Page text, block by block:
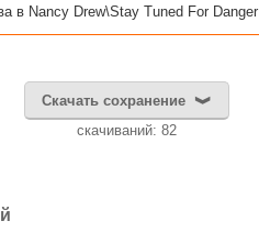
в Nancy Drew\Stay Tuned For Danger
Скачать сохранение
cкачиваний: 82